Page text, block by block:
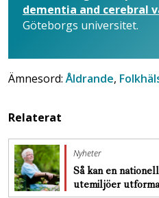
dementia and cerebral
Göteborgs universitet.
Ämnesord:Åldrande,
Relaterat
Nyheter
Så kan en
utemiljöer